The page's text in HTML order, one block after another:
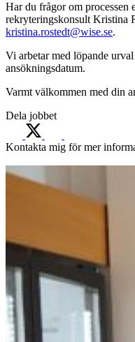
Har du frågor om processen
rekryteringskonsult Kristina
kristina.rostedt@wise.se.
Vi arbetar med löpande
ansökningsdatum.
Varmt välkommen med din
Dela jobbet
Kontakta mig för mer